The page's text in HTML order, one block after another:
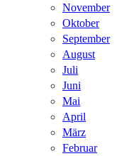
November
Oktober
September
August
Juli
Juni
Mai
April
März
Februar